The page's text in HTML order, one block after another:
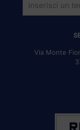
Via Monte